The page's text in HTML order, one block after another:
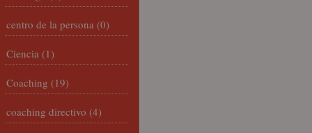
centro de la persona (0)
Ciencia (1)
Coaching (19)
coaching directivo (4)